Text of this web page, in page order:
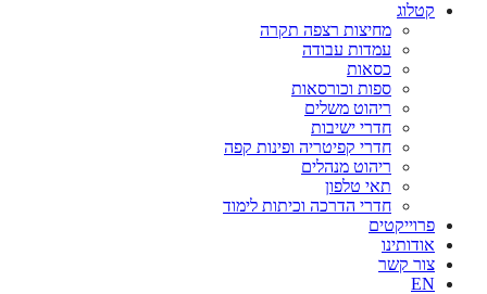
קטלוג
מחיצות רצפה תקרה
עמדות עבודה
כסאות
ספות וכורסאות
ריהוט משלים
חדרי ישיבות
חדרי קפיטריה ופינות קפה
ריהוט מנהלים
תאי טלפון
חדרי הדרכה וכיתות לימוד
פרוייקטים
אודותינו
צור קשר
EN